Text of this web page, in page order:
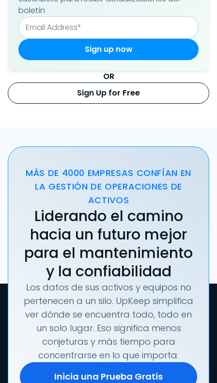
boletín
OR
Sign Up for Free
MÁS DE 4000 EMPRESAS CONFÍAN EN
LA GESTIÓN DE OPERACIONES DE
ACTIVOS
Liderando el camino
hacia un futuro mejor
para el mantenimiento
y la confiabilidad
Los datos de sus activos y equipos no
pertenecen a un silo. UpKeep simplifica
ver dónde se encuentra todo, todo en
un solo lugar. Eso significa menos
conjeturas y más tiempo para
concentrarse en lo que importa.
Inicia una Prueba Gratis